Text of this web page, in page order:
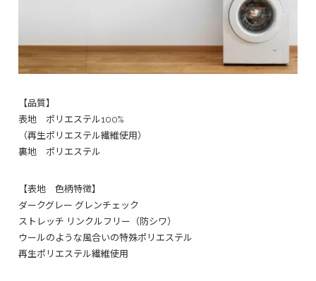
【品質】
表地 ポリエステル100%
（再生ポリエステル繊維使用）
裏地 ポリエステル
【表地 色柄特徴】
ダークグレー グレンチェック
ストレッチ リンクルフリー（防シワ）
ウールのような風合いの特殊ポリエステル
再生ポリエステル繊維使用